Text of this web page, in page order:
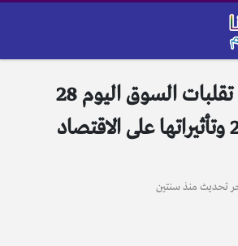
أسعار النفط : تقلبات السوق اليوم 28
أغسطس 2024 وتأثيراتها على الاقتصاد
تحديث منذ سنتين